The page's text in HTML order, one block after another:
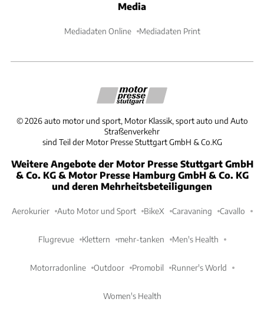
Media
Mediadaten Online Mediadaten Print
©2026 auto motor und sport, Motor Klassik, sport auto und Auto
Straßenverkehr
sind Teil der Motor Presse Stuttgart GmbH & Co.KG
Weitere Angebote der Motor Presse Stuttgart GmbH
& Co. KG & Motor Presse Hamburg GmbH & Co. KG
und deren Mehrheitsbeteiligungen
Aerokurier Auto Motor und Sport BikeX Caravaning Cavallo
Flugrevue Klettern mehr-tanken Men's Health
Motorradonline Outdoor Promobil Runner's World
Women's Health